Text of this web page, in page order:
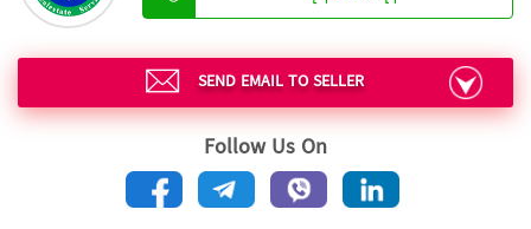
SEND EMAIL TO SELLER
Follow Us On